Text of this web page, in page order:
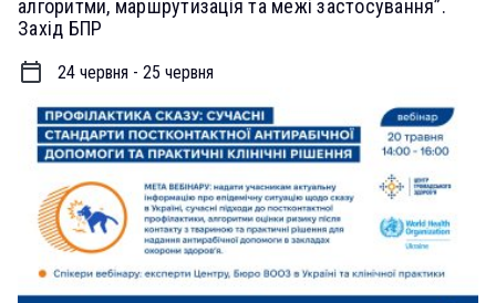
алгоритми, маршрутизація та межі застосування”.
Захід БПР
24 червня - 25 червня